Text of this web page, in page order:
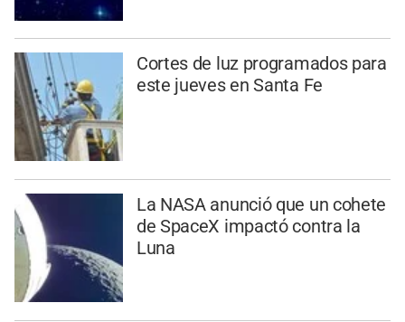
Cortes de luz programados para
este jueves en Santa Fe
La NASA anunció que un cohete
de SpaceX impactó contra la
Luna